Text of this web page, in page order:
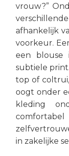
vrouw?”
afhankelijk
voorkeur.
een
subtiele
top of coltrui,
oogt onder
kleding
in zakelijke